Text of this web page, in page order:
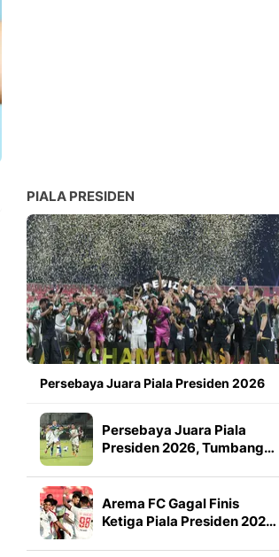
PIALA PRESIDEN
Persebaya Juara Piala Presiden 2026
Persebaya Juara Piala
Presiden 2026, Tumbang…
Arema FC Gagal Finis
Ketiga Piala Presiden 202…